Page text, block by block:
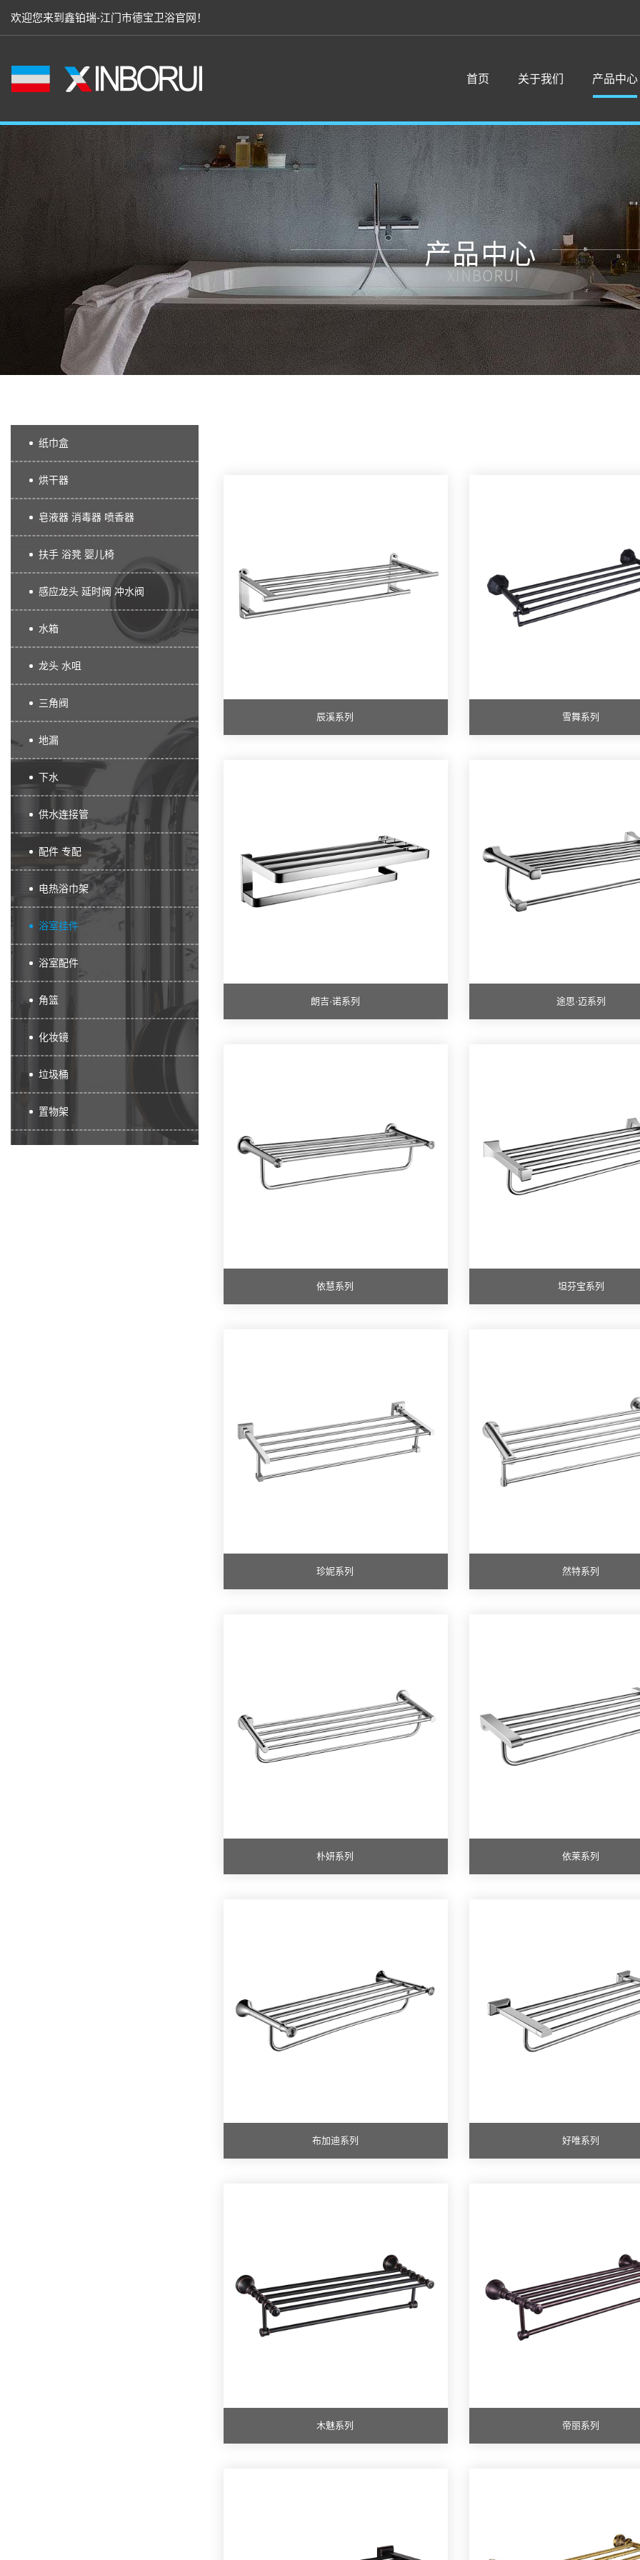
欢迎您来到鑫铂瑞-江门市德宝卫浴官网！
首页 关于我们 产品中心
纸巾盒
烘干器
皂液器 消毒器 喷香器
扶手 浴凳 婴儿椅
感应龙头 延时阀 冲水阀
水箱
龙头 水咀
三角阀
地漏
下水
供水连接管
配件 专配
电热浴巾架
浴室挂件
浴室配件
角篮
化妆镜
垃圾桶
置物架
辰溪系列 雪舞系列
朗吉·诺系列 途思·迈系列
依慧系列 坦芬宝系列
珍妮系列 然特系列
朴妍系列 依莱系列
布加迪系列 好唯系列
木魅系列 帝丽系列